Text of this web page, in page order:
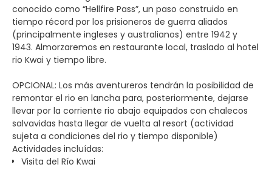
conocido como “Hellfire Pass”, un paso construido en
tiempo récord por los prisioneros de guerra aliados
(principalmente ingleses y australianos) entre 1942 y
1943. Almorzaremos en restaurante local, traslado al hotel
rio Kwai y tiempo libre.
OPCIONAL: Los más aventureros tendrán la posibilidad de
remontar el rio en lancha para, posteriormente, dejarse
llevar por la corriente rio abajo equipados con chalecos
salvavidas hasta llegar de vuelta al resort (actividad
sujeta a condiciones del rio y tiempo disponible)
Actividades incluídas:
Visita del Río Kwai